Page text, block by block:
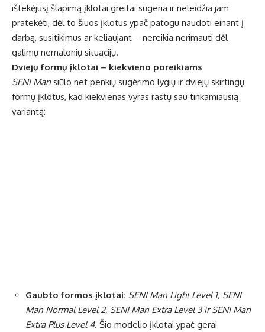
ištekėjusį šlapimą įklotai greitai sugeria ir neleidžia jam
pratekėti, dėl to šiuos įklotus ypač patogu naudoti einant į
darbą, susitikimus ar keliaujant – nereikia nerimauti dėl
galimų nemalonių situacijų.
Dviejų formų įklotai – kiekvieno poreikiams
SENI Man siūlo net penkių sugėrimo lygių ir dviejų skirtingų
formų įklotus, kad kiekvienas vyras rastų sau tinkamiausią
variantą:
Gaubto formos įklotai: SENI Man Light Level 1, SENI
Man Normal Level 2, SENI Man Extra Level 3 ir SENI Man
Extra Plus Level 4. Šio modelio įklotai ypač gerai